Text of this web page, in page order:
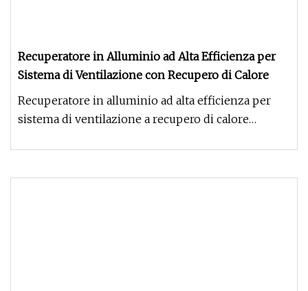
Recuperatore in Alluminio ad Alta Efficienza per
Sistema di Ventilazione con Recupero di Calore
Recuperatore in alluminio ad alta efficienza per
sistema di ventilazione a recupero di calore